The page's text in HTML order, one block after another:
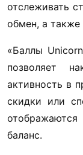
отслеживать
обмен, а также
«Баллы
позволяет
активность в
скидки или
баланс.